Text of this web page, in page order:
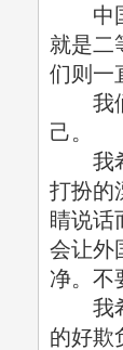
中国
就是二
们则一
我们
己。
我希
打扮的
睛说话
会让外
净。不
我希
的好欺